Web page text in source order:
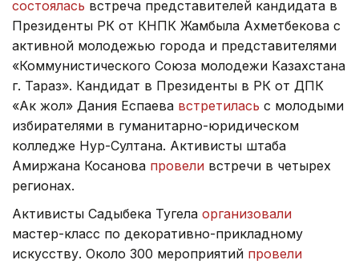
состоялась встреча представителей кандидата в
Президенты РК от КНПК Жамбыла Ахметбекова с
активной молодежью города и представителями
«Коммунистического Союза молодежи Казахстана
г. Тараз». Кандидат в Президенты в РК от ДПК
«Ак жол» Дания Еспаева встретилась с молодыми
избирателями в гуманитарно-юридическом
колледже Нур-Султана. Активисты штаба
Амиржана Косанова провели встречи в четырех
регионах.
Активисты Садыбека Тугела организовали
мастер-класс по декоративно-прикладному
искусству. Около 300 мероприятий провели